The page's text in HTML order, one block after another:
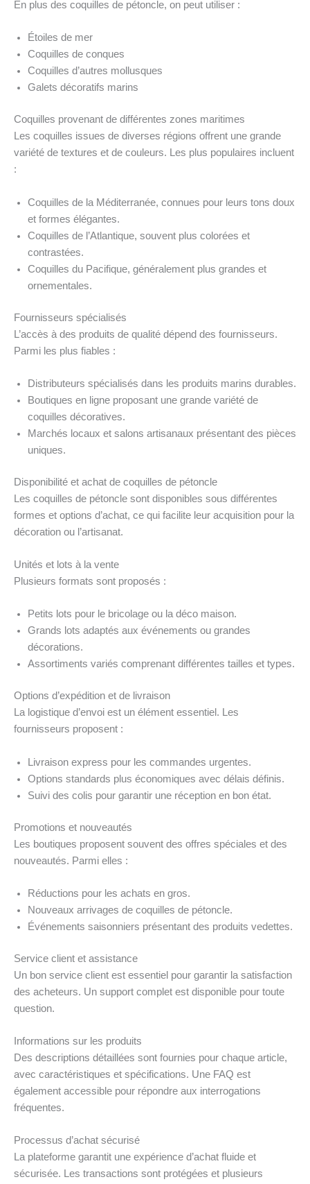
En plus des coquilles de pétoncle, on peut utiliser :
Étoiles de mer
Coquilles de conques
Coquilles d’autres mollusques
Galets décoratifs marins
Coquilles provenant de différentes zones maritimes
Les coquilles issues de diverses régions offrent une grande
variété de textures et de couleurs. Les plus populaires incluent
:
Coquilles de la Méditerranée, connues pour leurs tons doux
et formes élégantes.
Coquilles de l’Atlantique, souvent plus colorées et
contrastées.
Coquilles du Pacifique, généralement plus grandes et
ornementales.
Fournisseurs spécialisés
L’accès à des produits de qualité dépend des fournisseurs.
Parmi les plus fiables :
Distributeurs spécialisés dans les produits marins durables.
Boutiques en ligne proposant une grande variété de
coquilles décoratives.
Marchés locaux et salons artisanaux présentant des pièces
uniques.
Disponibilité et achat de coquilles de pétoncle
Les coquilles de pétoncle sont disponibles sous différentes
formes et options d’achat, ce qui facilite leur acquisition pour la
décoration ou l’artisanat.
Unités et lots à la vente
Plusieurs formats sont proposés :
Petits lots pour le bricolage ou la déco maison.
Grands lots adaptés aux événements ou grandes
décorations.
Assortiments variés comprenant différentes tailles et types.
Options d’expédition et de livraison
La logistique d’envoi est un élément essentiel. Les
fournisseurs proposent :
Livraison express pour les commandes urgentes.
Options standards plus économiques avec délais définis.
Suivi des colis pour garantir une réception en bon état.
Promotions et nouveautés
Les boutiques proposent souvent des offres spéciales et des
nouveautés. Parmi elles :
Réductions pour les achats en gros.
Nouveaux arrivages de coquilles de pétoncle.
Événements saisonniers présentant des produits vedettes.
Service client et assistance
Un bon service client est essentiel pour garantir la satisfaction
des acheteurs. Un support complet est disponible pour toute
question.
Informations sur les produits
Des descriptions détaillées sont fournies pour chaque article,
avec caractéristiques et spécifications. Une FAQ est
également accessible pour répondre aux interrogations
fréquentes.
Processus d’achat sécurisé
La plateforme garantit une expérience d’achat fluide et
sécurisée. Les transactions sont protégées et plusieurs